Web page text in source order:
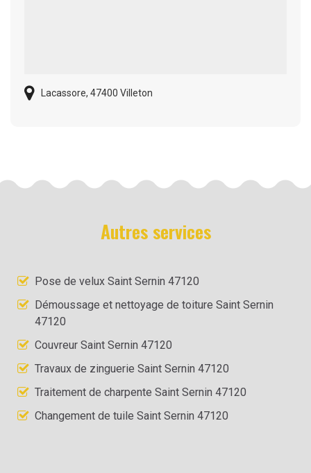
Lacassore, 47400 Villeton
Autres services
Pose de velux Saint Sernin 47120
Démoussage et nettoyage de toiture Saint Sernin
47120
Couvreur Saint Sernin 47120
Travaux de zinguerie Saint Sernin 47120
Traitement de charpente Saint Sernin 47120
Changement de tuile Saint Sernin 47120